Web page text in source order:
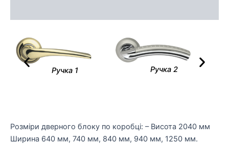
Ручка 1 Ручка 2
Розміри дверного блоку по коробці: – Висота 2040 мм
Ширина 640 мм, 740 мм, 840 мм, 940 мм, 1250 мм.